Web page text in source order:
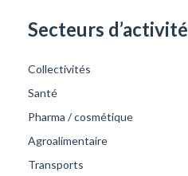
Secteurs d’activité
Collectivités
Santé
Pharma / cosmétique
Agroalimentaire
Transports